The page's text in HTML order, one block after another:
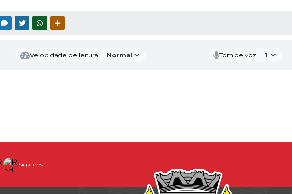
MESSENGER
TWITTERWHATSAPP
Velocidade de leitura: Tom de voz:
Siga-nos